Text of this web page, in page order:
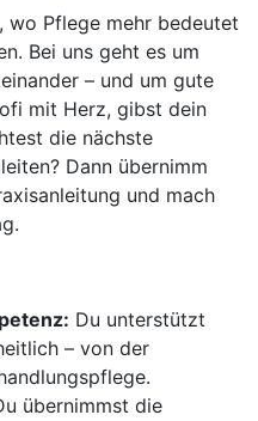
wo Pflege mehr bedeutet
Bei uns geht es um
– und um gute
mit Herz, gibst dein
die nächste
Dann übernimm
und mach
Du unterstützt
– von der
übernimmst die